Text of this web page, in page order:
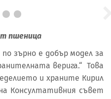
пшеница
зърно е добър модел за
верига.“ Това
и храните Кирил
Консултативния съвет